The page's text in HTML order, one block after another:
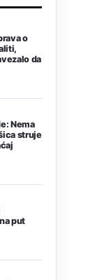
o
da
Nema
struje
put